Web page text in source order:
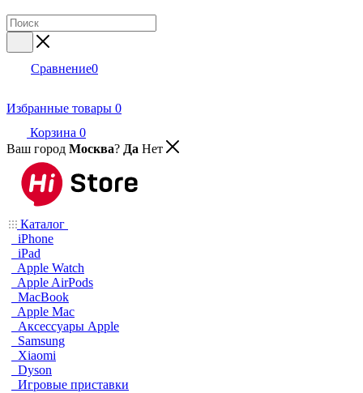
Сравнение0
Избранные товары 0
Корзина 0
Ваш город Москва? Да Нет
Каталог
iPhone
iPad
Apple Watch
Apple AirPods
MacBook
Apple Mac
Аксессуары Apple
Samsung
Xiaomi
Dyson
Игровые приставки